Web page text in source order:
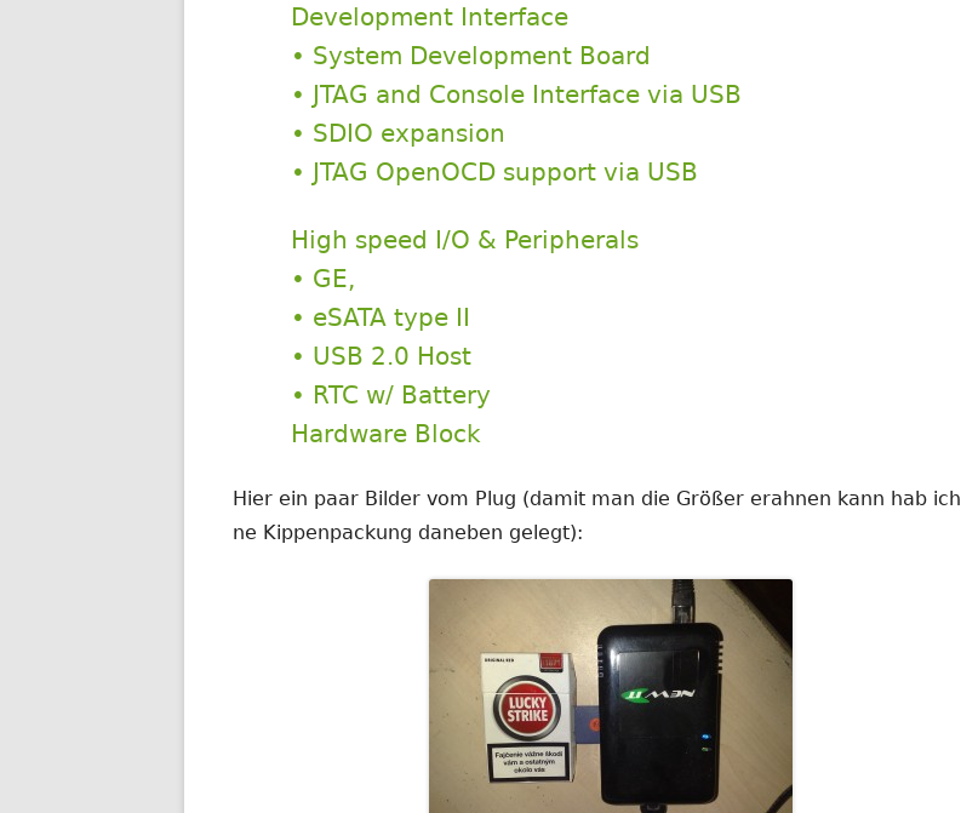
Development Interface
• System Development Board
• JTAG and Console Interface via USB
• SDIO expansion
• JTAG OpenOCD support via USB
High speed I/O & Peripherals
• GE,
• eSATA type II
• USB 2.0 Host
• RTC w/ Battery
Hardware Block
Hier ein paar Bilder vom Plug (damit man die Größer erahnen kann hab ich
ne Kippenpackung daneben gelegt):